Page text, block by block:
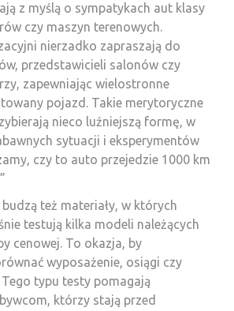
z myślą o sympatykach aut klasy
czy maszyn terenowych.
nierzadko zapraszają do
przedstawicieli salonów czy
zapewniając wielostronne
pojazd. Takie merytoryczne
nieco luźniejszą formę, w
sytuacji i eksperymentów
czy to auto przejedzie 1000 km
też materiały, w których
testują kilka modeli należących
cenowej. To okazja, by
wyposażenie, osiągi czy
typu testy pomagają
którzy stają przed